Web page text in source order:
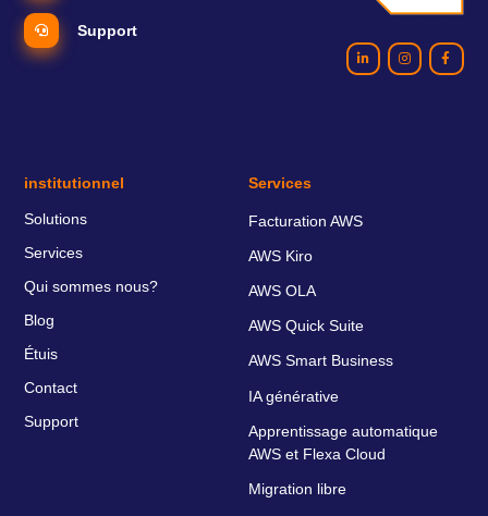
Support
institutionnel
Solutions
Services
Qui sommes nous?
Blog
Étuis
Contact
Support
Services
Facturation AWS
AWS Kiro
AWS OLA
AWS Quick Suite
AWS Smart Business
IA générative
Apprentissage automatique
AWS et Flexa Cloud
Migration libre